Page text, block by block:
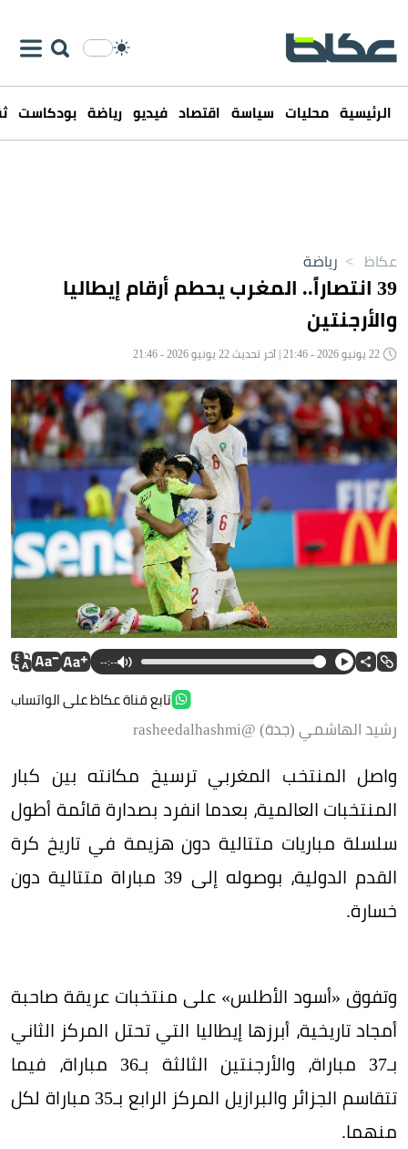
الرئيسية محليات سياسة اقتصاد فيديو رياضة بودكاست
عكاظ > رياضة
39 انتصاراً.. المغرب يحطم أرقام إيطاليا
والأرجنتين
--:--
تابع قناة عكاظ على الواتساب
رشيد الهاشمي (جدة) @rasheedalhashmi
واصل المنتخب المغربي ترسيخ مكانته بين كبار
المنتخبات العالمية، بعدما انفرد بصدارة قائمة أطول
سلسلة مباريات متتالية دون هزيمة في تاريخ كرة
القدم الدولية، بوصوله إلى 39 مباراة متتالية دون
خسارة.
وتفوق «أسود الأطلس» على منتخبات عريقة صاحبة
أمجاد تاريخية، أبرزها إيطاليا التي تحتل المركز الثاني
بـ37 مباراة، والأرجنتين الثالثة بـ36 مباراة، فيما
تتقاسم الجزائر والبرازيل المركز الرابع بـ35 مباراة لكل
منهما.